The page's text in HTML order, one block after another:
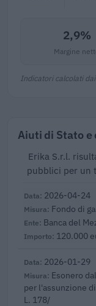
2,9%
Margine
Indicatori calcolati
Aiuti di Stato
Erika S.r.l.
pubblici per un
2026-04-24
Fondo di
Banca del
120.000
2026-01-29
Esonero
per l'assunzione
L. 178/